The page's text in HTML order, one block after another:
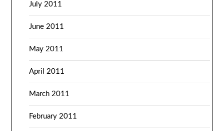
July 2011
June 2011
May 2011
April 2011
March 2011
February 2011